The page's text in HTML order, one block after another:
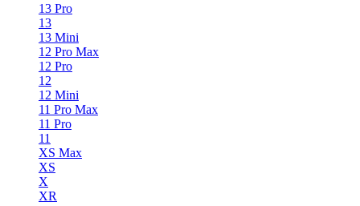
13 Pro
13
13 Mini
12 Pro Max
12 Pro
12
12 Mini
11 Pro Max
11 Pro
11
XS Max
XS
X
XR